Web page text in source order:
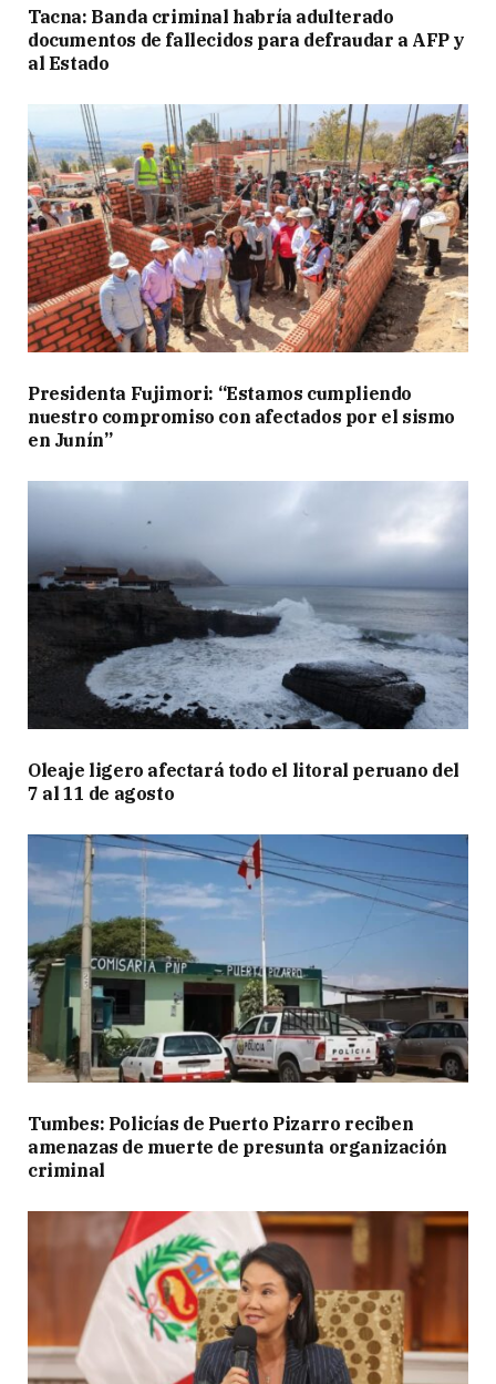
Tacna: Banda criminal habría adulterado
documentos de fallecidos para defraudar a AFP y
al Estado
Presidenta Fujimori: “Estamos cumpliendo
nuestro compromiso con afectados por el sismo
en Junín”
Oleaje ligero afectará todo el litoral peruano del
7 al 11 de agosto
Tumbes: Policías de Puerto Pizarro reciben
amenazas de muerte de presunta organización
criminal